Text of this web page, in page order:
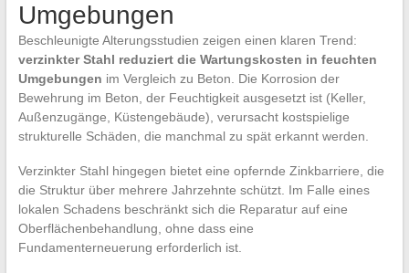
Umgebungen
Beschleunigte Alterungsstudien zeigen einen klaren Trend:
verzinkter Stahl reduziert die Wartungskosten in feuchten
Umgebungen im Vergleich zu Beton. Die Korrosion der
Bewehrung im Beton, der Feuchtigkeit ausgesetzt ist (Keller,
Außenzugänge, Küstengebäude), verursacht kostspielige
strukturelle Schäden, die manchmal zu spät erkannt werden.
Verzinkter Stahl hingegen bietet eine opfernde Zinkbarriere, die
die Struktur über mehrere Jahrzehnte schützt. Im Falle eines
lokalen Schadens beschränkt sich die Reparatur auf eine
Oberflächenbehandlung, ohne dass eine
Fundamenterneuerung erforderlich ist.